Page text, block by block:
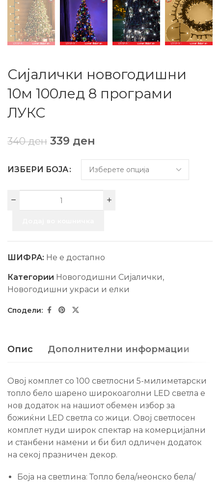
Сијалички новогодишни
10м 100лед 8 програми
ЛУКС
340ден 339 ден
ИЗБЕРИ БОЈА
ШИФРА: Не е достапно
Категории Новогодишни Сијалички,
Новогодишни украси и елки
Опис Дополнителни информации
Овој комплет со 100 светлосни 5-милиметарски
топло бело шарено широкоаголни LED светла е
нов додаток на нашиот обемен избор за
божиќни LED светла со жици. Овој светлосен
комплет нуди широк спектар на комерцијални
и станбени намени и би бил одличен додаток
на секој празничен декор.
Боја на светлина: Топло бела/неонско бела/